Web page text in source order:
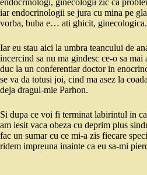
endocrinologi, ginecologii zic ca
iar endocrinologii se jura cu mina pe
vorba, buba e… ati ghicit, ginecologica.
Iar eu stau aici la umbra teancului de
incercind sa nu ma gindesc ce-o sa
duc la un conferentiar doctor in
se va da totusi joi, cind ma asez la
deja dragul-mie Parhon.
Si dupa ce voi fi terminat labirintul in
am iesit vaca obeza cu deprim plus
fac un sumar cu ce mi-a zis fiecare
ridem impreuna inainte ca eu sa-mi